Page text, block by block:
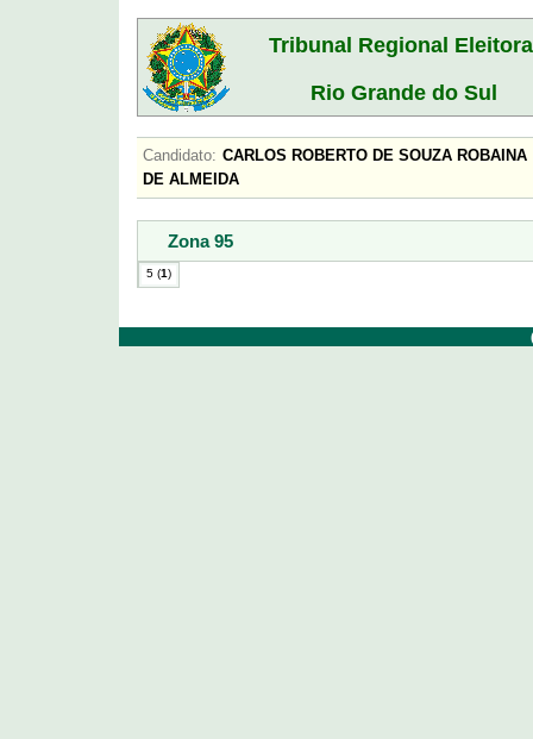
Tribunal Regional
Rio Grande do Sul
Candidato: CARLOS ROBERTO DE SOUZA
DE ALMEIDA
Zona 95
5 (1)